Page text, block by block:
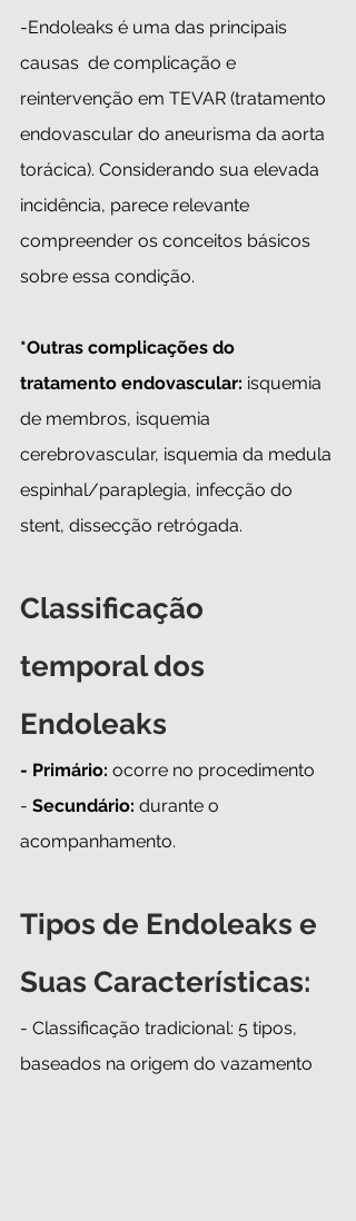
-Endoleaks é uma das principais
causas  de complicação e
reintervenção em TEVAR (tratamento
endovascular do aneurisma da aorta
torácica). Considerando sua elevada
incidência, parece relevante
compreender os conceitos básicos
sobre essa condição.
*Outras complicações do
tratamento endovascular: isquemia
de membros, isquemia
cerebrovascular, isquemia da medula
espinhal/paraplegia, infecção do
stent, dissecção retrógada.
Classificação
temporal dos
Endoleaks
- Primário: ocorre no procedimento
- Secundário: durante o
acompanhamento.
Tipos de Endoleaks e
Suas Características:
- Classificação tradicional: 5 tipos,
baseados na origem do vazamento